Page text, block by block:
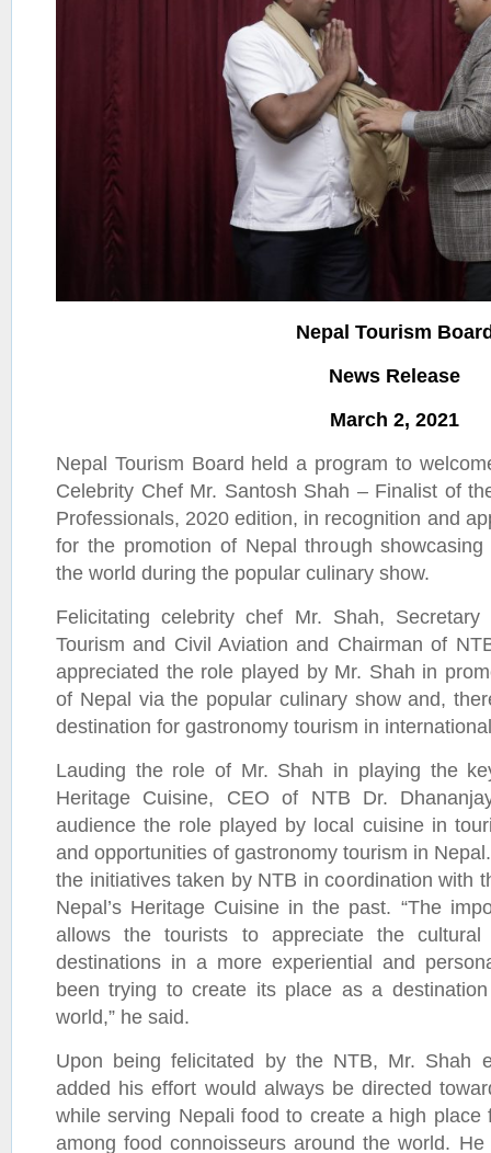
Nepal Tourism
News Release
March 2, 2021
Nepal Tourism Board held a program to
Celebrity Chef Mr. Santosh Shah – Finalist of
Professionals, 2020 edition, in recognition and
for the promotion of Nepal through showcasing
the world during the popular culinary show.
Felicitating celebrity chef Mr. Shah,
Tourism and Civil Aviation and Chairman of
appreciated the role played by Mr. Shah in
of Nepal via the popular culinary show and,
destination for gastronomy tourism in
Lauding the role of Mr. Shah in playing the
Heritage Cuisine, CEO of NTB Dr.
audience the role played by local cuisine in
and opportunities of gastronomy tourism in
the initiatives taken by NTB in coordination with
Nepal’s Heritage Cuisine in the past. “The
allows the tourists to appreciate the
destinations in a more experiential and
been trying to create its place as a
world,” he said.
Upon being felicitated by the NTB, Mr. Shah
added his effort would always be directed
while serving Nepali food to create a high place
among food connoisseurs around the world.